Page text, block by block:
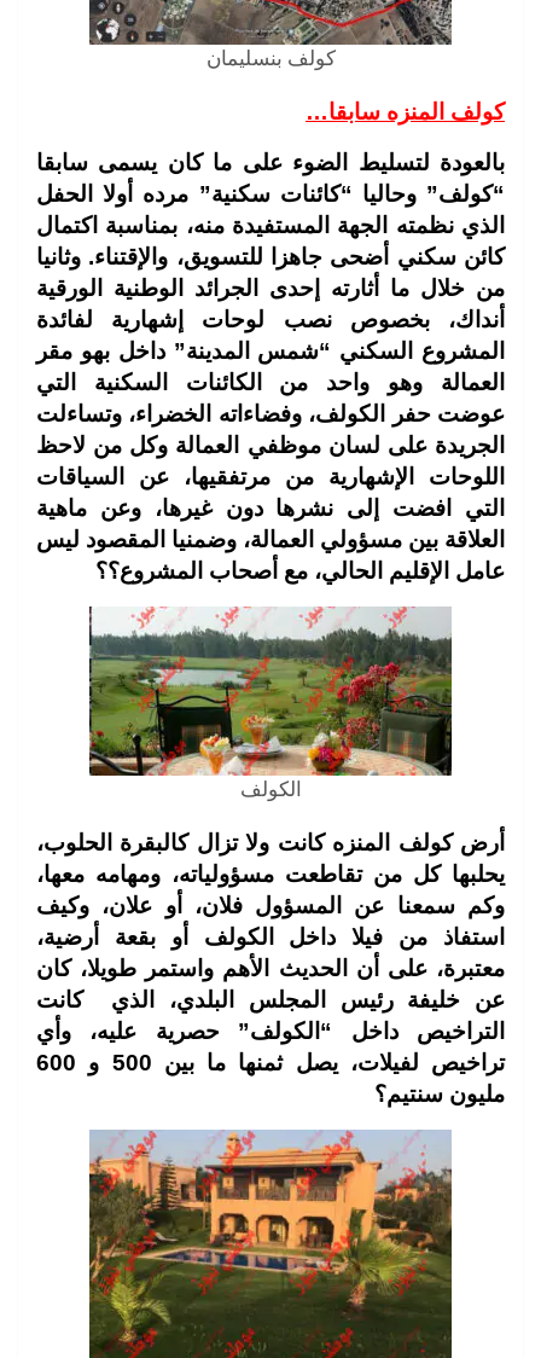
كولف بنسليمان
كولف المنزه سابقا…
بالعودة لتسليط الضوء على ما كان يسمى سابقا
“كولف” وحاليا “كائنات سكنية” مرده أولا الحفل
الذي نظمته الجهة المستفيدة منه، بمناسبة اكتمال
كائن سكني أضحى جاهزا للتسويق، والإقتناء. وثانيا
من خلال ما أثارته إحدى الجرائد الوطنية الورقية
أنداك، بخصوص نصب لوحات إشهارية لفائدة
المشروع السكني “شمس المدينة” داخل بهو مقر
العمالة وهو واحد من الكائنات السكنية التي
عوضت حفر الكولف، وفضاءاته الخضراء، وتساءلت
الجريدة على لسان موظفي العمالة وكل من لاحظ
اللوحات الإشهارية من مرتفقيها، عن السياقات
التي افضت إلى نشرها دون غيرها، وعن ماهية
العلاقة بين مسؤولي العمالة، وضمنيا المقصود ليس
عامل الإقليم الحالي، مع أصحاب المشروع؟؟
الكولف
أرض كولف المنزه كانت ولا تزال كالبقرة الحلوب،
يحلبها كل من تقاطعت مسؤولياته، ومهامه معها،
وكم سمعنا عن المسؤول فلان، أو علان، وكيف
استفاذ من فيلا داخل الكولف أو بقعة أرضية،
معتبرة، على أن الحديث الأهم واستمر طويلا، كان
عن خليفة رئيس المجلس البلدي، الذي كانت
التراخيص داخل “الكولف” حصرية عليه، وأي
تراخيص لفيلات، يصل ثمنها ما بين 500 و 600
مليون سنتيم؟